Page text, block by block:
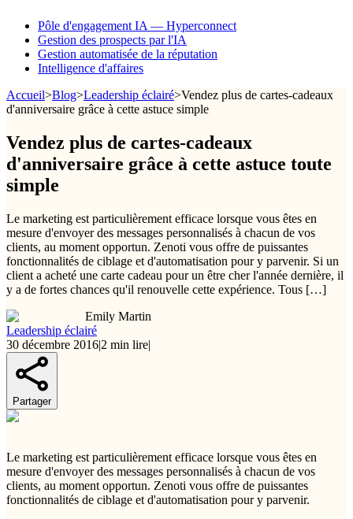
Pôle d'engagement IA — Hyperconnect
Gestion des prospects par l'IA
Gestion automatisée de la réputation
Intelligence d'affaires
Accueil>Blog>Leadership éclairé>Vendez plus de cartes-cadeaux
d'anniversaire grâce à cette astuce simple
Vendez plus de cartes-cadeaux
d'anniversaire grâce à cette astuce toute
simple
Le marketing est particulièrement efficace lorsque vous êtes en
mesure d'envoyer des messages personnalisés à chacun de vos
clients, au moment opportun. Zenoti vous offre de puissantes
fonctionnalités de ciblage et d'automatisation pour y parvenir. Si un
client a acheté une carte cadeau pour un être cher l'année dernière, il
y a de fortes chances qu'il renouvelle cette expérience. Tous […]
Emily Martin
Leadership éclairé
30 décembre 2016|2 min lire|
Partager
Le marketing est particulièrement efficace lorsque vous êtes en
mesure d'envoyer des messages personnalisés à chacun de vos
clients, au moment opportun. Zenoti vous offre de puissantes
fonctionnalités de ciblage et d'automatisation pour y parvenir.